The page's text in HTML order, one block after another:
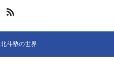
北斗塾の世界